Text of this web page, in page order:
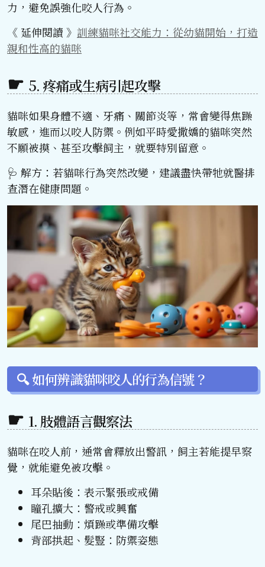
力，避免誤強化咬人行為。
《 延伸閱讀 》 訓練貓咪社交能力：從幼貓開始，打造
親和性高的貓咪
5. 疼痛或生病引起攻擊
貓咪如果身體不適、牙痛、關節炎等，常會變得焦躁
敏感，進而以咬人防禦。例如平時愛撒嬌的貓咪突然
不願被摸、甚至攻擊飼主，就要特別留意。
🩺 解方：若貓咪行為突然改變，建議盡快帶牠就醫排
查潛在健康問題。
🔍 如何辨識貓咪咬人的行為信號？
1. 肢體語言觀察法
貓咪在咬人前，通常會釋放出警訊，飼主若能提早察
覺，就能避免被攻擊。
耳朵貼後：表示緊張或戒備
瞳孔擴大：警戒或興奮
尾巴抽動：煩躁或準備攻擊
背部拱起、髮豎：防禦姿態